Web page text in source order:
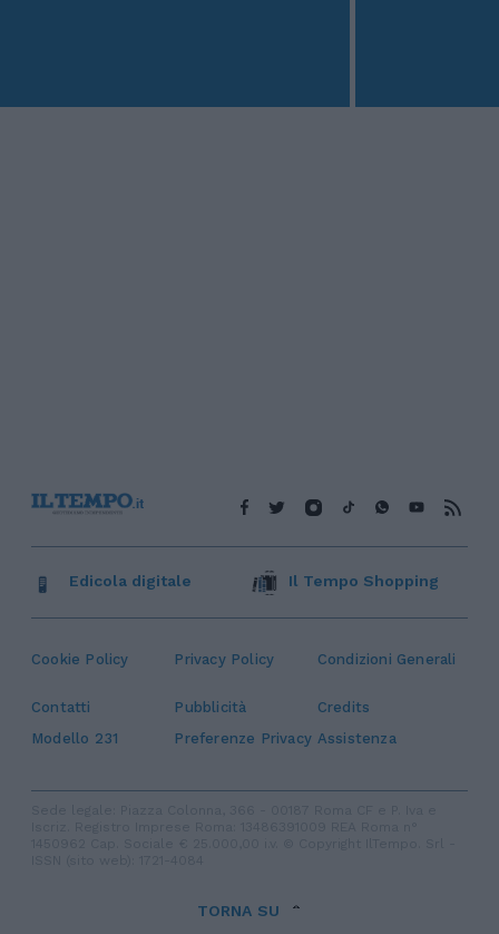
Cookie Policy Privacy Policy Condizioni Generali
Contatti Pubblicità
Credits
Modello 231
Preferenze Privacy Assistenza
Edicola digitale Il Tempo Shopping
TORNA SU